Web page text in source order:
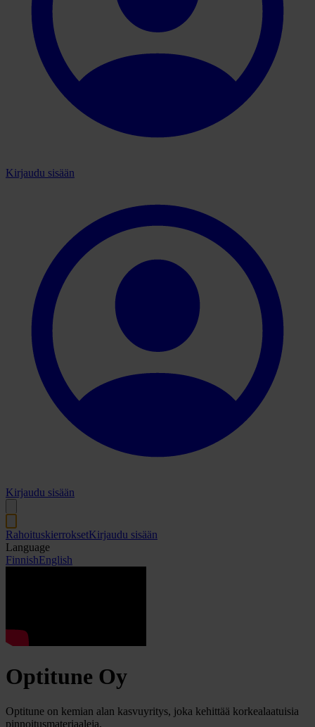
Kirjaudu sisään
Kirjaudu sisään
RahoituskierroksetKirjaudu sisään
Language
FinnishEnglish
Optitune Oy
Optitune on kemian alan kasvuyritys, joka kehittää korkealaatuisia
pinnoitusmateriaaleja.